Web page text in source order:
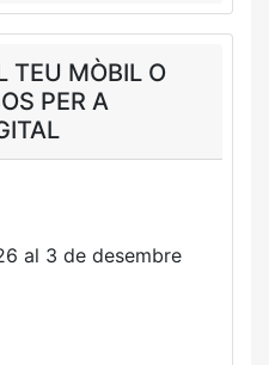
TEU MÒBIL O
PER A
al 3 de desembre